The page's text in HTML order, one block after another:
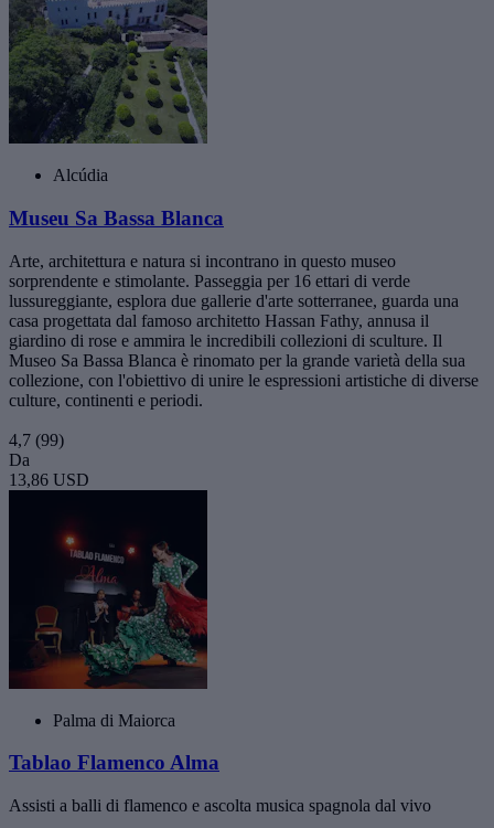
Alcúdia
Museu Sa Bassa Blanca
Arte, architettura e natura si incontrano in questo museo
sorprendente e stimolante. Passeggia per 16 ettari di verde
lussureggiante, esplora due gallerie d'arte sotterranee, guarda una
casa progettata dal famoso architetto Hassan Fathy, annusa il
giardino di rose e ammira le incredibili collezioni di sculture. Il
Museo Sa Bassa Blanca è rinomato per la grande varietà della sua
collezione, con l'obiettivo di unire le espressioni artistiche di diverse
culture, continenti e periodi.
4,7 (99)
Da
13,86 USD
Palma di Maiorca
Tablao Flamenco Alma
Assisti a balli di flamenco e ascolta musica spagnola dal vivo